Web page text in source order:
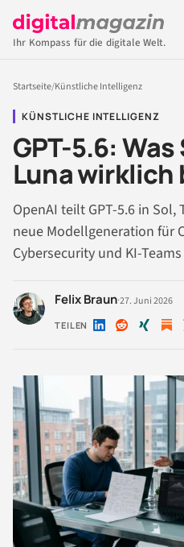
Ihr Kompass für die digitale Welt.
Startseite/Künstliche Intelligenz
KÜNSTLICHE INTELLIGENZ
GPT-5.6:
Luna wirklich
OpenAI teilt GPT-5.6 in Sol,
neue Modellgeneration für
Cybersecurity und KI-
Felix Braun·27. Juni 2026
TEILEN Auf Auf Auf